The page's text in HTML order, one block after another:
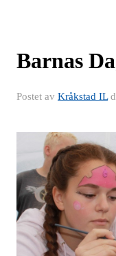
Barnas
Postet av Kråkstad IL